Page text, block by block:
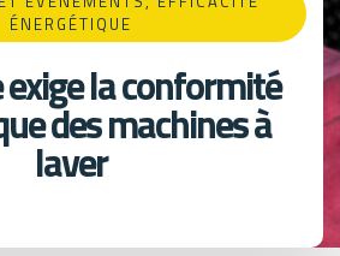
ÉNERGÉTIQUE
exige la conformité
des machines à
laver